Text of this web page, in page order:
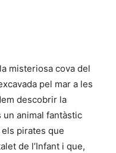
misteriosa cova del
pel mar a les
descobrir la
un animal fantàstic
pirates que
de l’Infant i que,